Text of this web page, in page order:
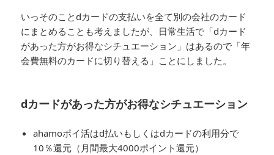
いっそのことdカードの支払いを全て別の会社のカード
にまとめることも考えましたが、日常生活で「dカード
があった方がお得なシチュエーション」はあるので「年
会費無料のカードに切り替える」ことにしました。
dカードがあった方がお得なシチュエーション
ahamoポイ活はd払いもしくはdカードの利用分で
10％還元（月間最大4000ポイント還元）